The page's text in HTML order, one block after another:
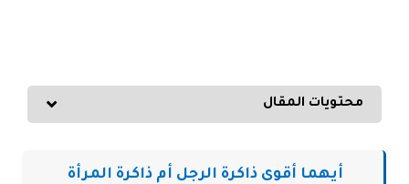
محتويات المقال
أيهما أقوى ذاكرة الرجل أم ذاكرة المرأة